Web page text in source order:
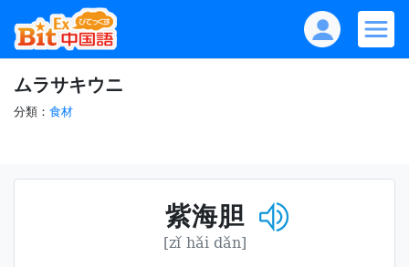
ムラサキウニ
分類： 食材
紫海胆
[zǐ hǎi dǎn]